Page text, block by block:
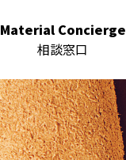
Material Concierge
相談窓口